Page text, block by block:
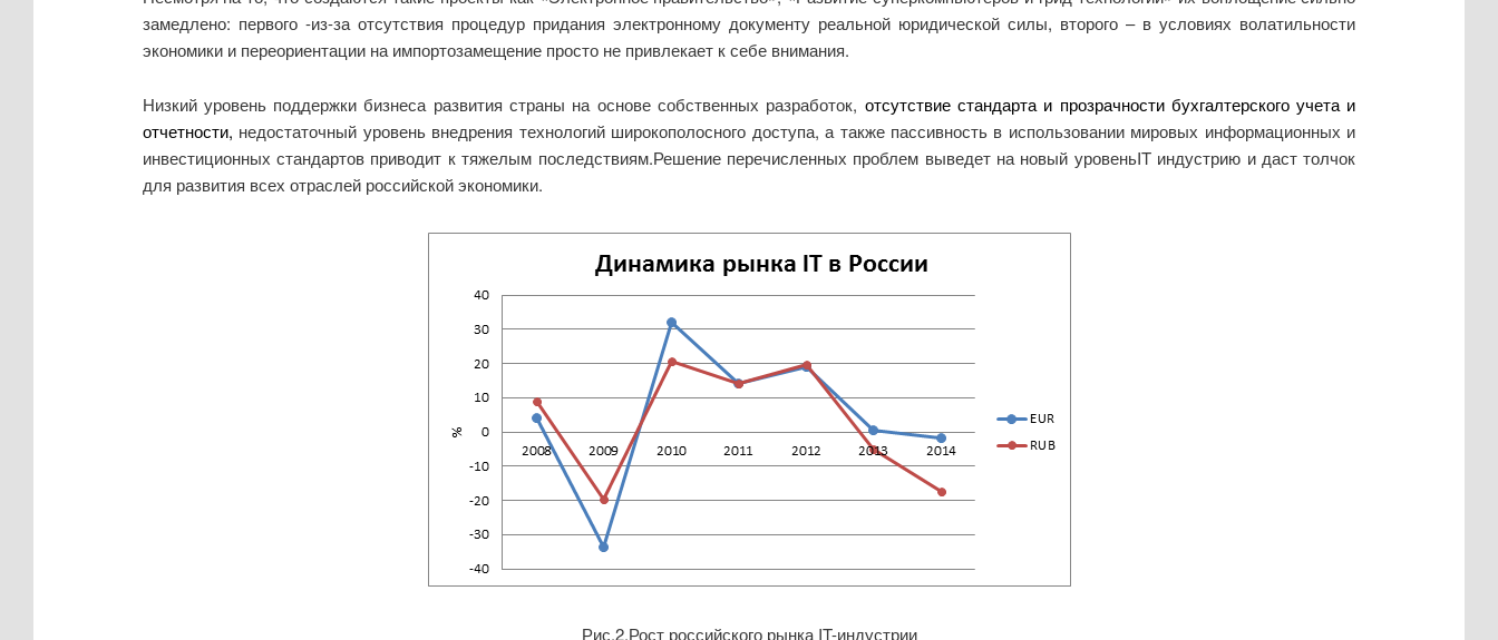
замедлено: первого -из-за отсутствия процедур придания электронному документу реальной юридической силы, второго – в условиях волатильности
экономики и переориентации на импортозамещение просто не привлекает к себе внимания.
Низкий уровень поддержки бизнеса развития страны на основе собственных разработок, отсутствие стандарта и прозрачности бухгалтерского учета и
отчетности, недостаточный уровень внедрения технологий широкополосного доступа, а также пассивность в использовании мировых информационных и
инвестиционных стандартов приводит к тяжелым последствиям.Решение перечисленных проблем выведет на новый уровеньIT индустрию и даст толчок
для развития всех отраслей российской экономики.
Рис.2.Рост российского рынка IT-индустрии